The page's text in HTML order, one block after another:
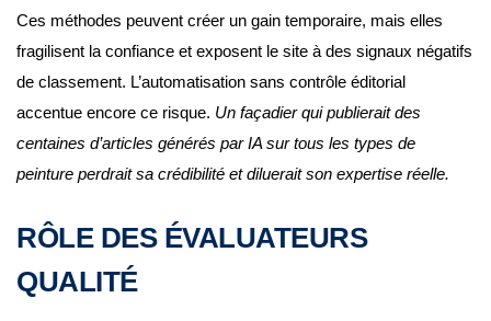
Ces méthodes peuvent créer un gain temporaire, mais elles
fragilisent la confiance et exposent le site à des signaux négatifs
de classement. L’automatisation sans contrôle éditorial
accentue encore ce risque. Un façadier qui publierait des
centaines d’articles générés par IA sur tous les types de
peinture perdrait sa crédibilité et diluerait son expertise réelle.
RÔLE DES ÉVALUATEURS
QUALITÉ